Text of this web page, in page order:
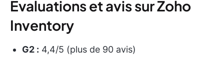
Évaluations et avis sur Zoho
Inventory
G2 : 4,4/5 (plus de 90 avis)